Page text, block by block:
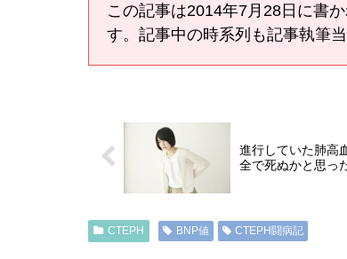
この記事は2014年7月28日に書
す。記事中の時系列も記事執筆
進行していた肺高
全で死ぬかと思っ
CTEPH BNP値 CTEPH闘病記